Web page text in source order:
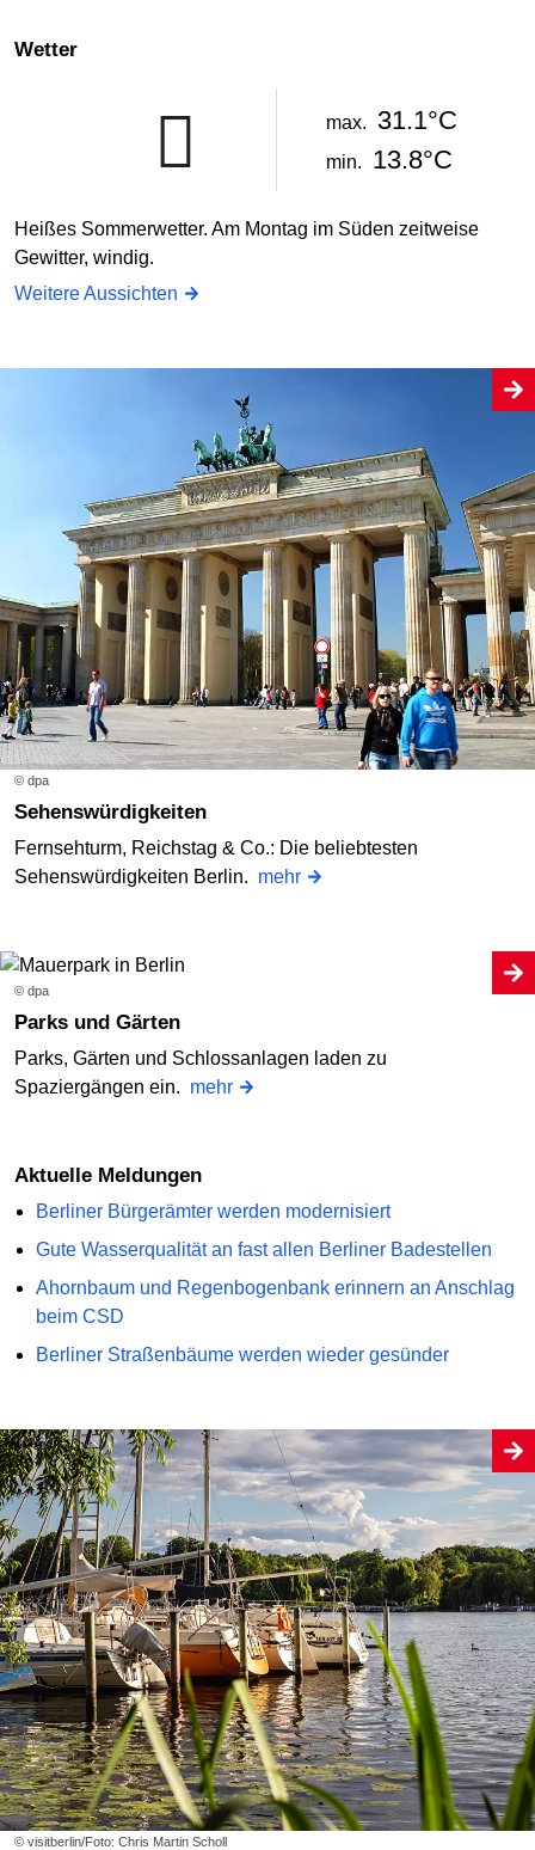
Wetter
max. 31.1°C
min. 13.8°C
Heißes Sommerwetter. Am Montag im Süden zeitweise
Gewitter, windig.
Weitere Aussichten
© dpa
Sehenswürdigkeiten
Fernsehturm, Reichstag & Co.: Die beliebtesten
Sehenswürdigkeiten Berlin. mehr
© dpa
Parks und Gärten
Parks, Gärten und Schlossanlagen laden zu
Spaziergängen ein. mehr
Aktuelle Meldungen
Berliner Bürgerämter werden modernisiert
Gute Wasserqualität an fast allen Berliner Badestellen
Ahornbaum und Regenbogenbank erinnern an Anschlag
beim CSD
Berliner Straßenbäume werden wieder gesünder
© visitberlin/Foto: Chris Martin Scholl